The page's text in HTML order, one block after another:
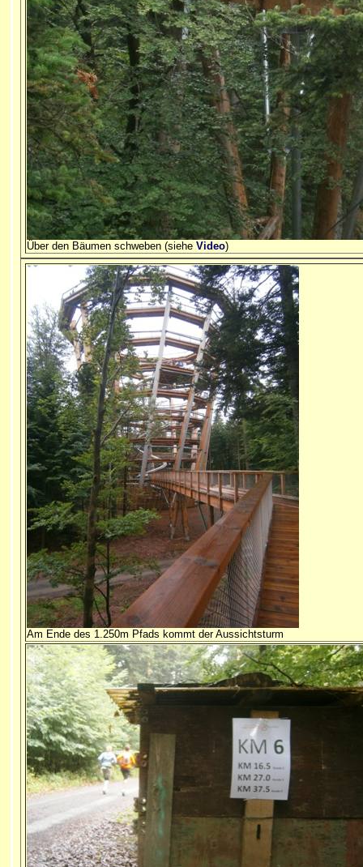
Über den Bäumen schweben (siehe Video)
Am Ende des 1.250m Pfads kommt der Aussichtsturm